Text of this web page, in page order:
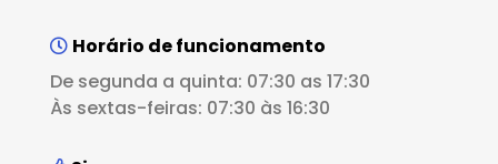
Horário de funcionamento
De segunda a quinta: 07:30 as 17:30
Às sextas-feiras: 07:30 às 16:30